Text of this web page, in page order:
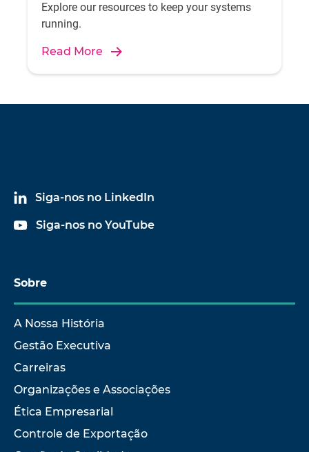
Explore our resources to keep your systems
running.
Read More
Siga-nos no LinkedIn
Siga-nos no YouTube
Sobre
A Nossa História
Gestão Executiva
Carreiras
Organizações e Associações
Ética Empresarial
Controle de Exportação